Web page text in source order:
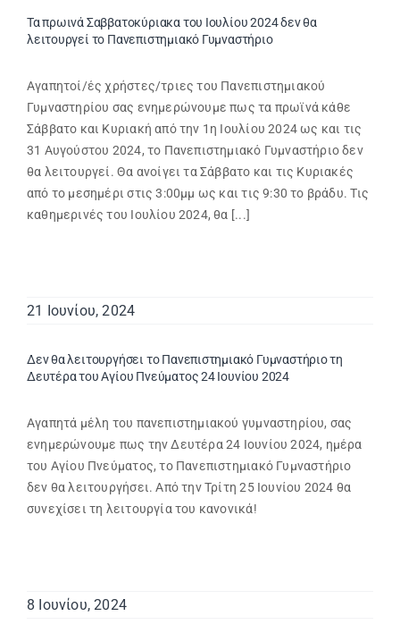
Τα πρωινά Σαββατοκύριακα του Ιουλίου 2024 δεν θα
λειτουργεί το Πανεπιστημιακό Γυμναστήριο
Αγαπητοί/ές χρήστες/τριες του Πανεπιστημιακού
Γυμναστηρίου σας ενημερώνουμε πως τα πρωϊνά κάθε
Σάββατο και Κυριακή από την 1η Ιουλίου 2024 ως και τις
31 Αυγούστου 2024, το Πανεπιστημιακό Γυμναστήριο δεν
θα λειτουργεί. Θα ανοίγει τα Σάββατο και τις Κυριακές
από το μεσημέρι στις 3:00μμ ως και τις 9:30 το βράδυ. Τις
καθημερινές του Ιουλίου 2024, θα [...]
21 Ιουνίου, 2024
Δεν θα λειτουργήσει το Πανεπιστημιακό Γυμναστήριο τη
Δευτέρα του Αγίου Πνεύματος 24 Ιουνίου 2024
Αγαπητά μέλη του πανεπιστημιακού γυμναστηρίου, σας
ενημερώνουμε πως την Δευτέρα 24 Ιουνίου 2024, ημέρα
του Αγίου Πνεύματος, το Πανεπιστημιακό Γυμναστήριο
δεν θα λειτουργήσει. Από την Τρίτη 25 Ιουνίου 2024 θα
συνεχίσει τη λειτουργία του κανονικά!
8 Ιουνίου, 2024